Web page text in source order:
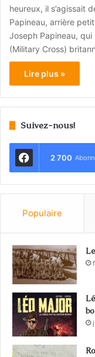
heureux, il s’agissait
Papineau, arrière
Joseph Papineau,
(Military Cross)
Lire plus »
Suivez-nous!
2 700
Populaire